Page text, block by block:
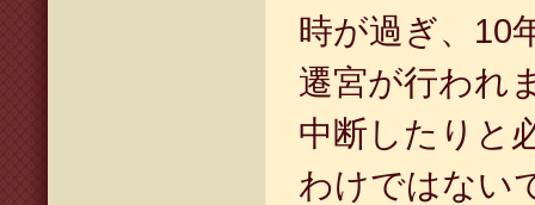
時が過ぎ、10
遷宮が行われ
中断したりと
わけではない